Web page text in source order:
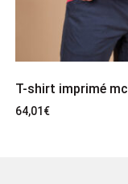
T-shirt imprimé
64,01 €